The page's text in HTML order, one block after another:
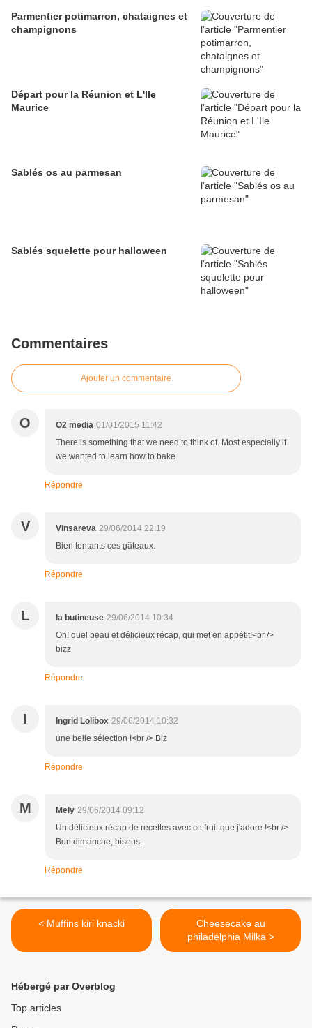
Parmentier potimarron, chataignes et
champignons
Départ pour la Réunion et L'Ile
Maurice
Sablés os au parmesan
Sablés squelette pour halloween
Commentaires
Ajouter un commentaire
O O2 media 01/01/2015 11:42
There is something that we need to think of. Most especially if
we wanted to learn how to bake.
Répondre
V Vinsareva 29/06/2014 22:19
Bien tentants ces gâteaux.
Répondre
L la butineuse 29/06/2014 10:34
Oh! quel beau et délicieux récap, qui met en appétit!<br />
bizz
Répondre
I Ingrid Lolibox 29/06/2014 10:32
une belle sélection !<br /> Biz
Répondre
M Mely 29/06/2014 09:12
Un délicieux récap de recettes avec ce fruit que j'adore !<br />
Bon dimanche, bisous.
Répondre
< Muffins kiri knacki
Cheesecake au
philadelphia Milka >
Hébergé par Overblog
Top articles